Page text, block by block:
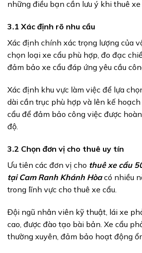
những điều bạn cần lưu ý khi thuê
3.1 Xác định rõ nhu cầu
Xác định chính xác trọng lượng của
chọn loại xe cẩu phù hợp, đo đạc
đảm bảo xe cẩu đáp ứng yêu cầu
Xác định khu vực làm việc để lựa
dài cần trục phù hợp và lên kế
cẩu để đảm bảo công việc được
độ.
3.2 Chọn đơn vị cho thuê uy tín
Ưu tiên các đơn vị cho thuê xe cẩu
tại Cam Ranh Khánh Hòacó nhiều
trong lĩnh vực cho thuê xe cẩu.
Đội ngũ nhân viên kỹ thuật, lái xe
cao, được đào tạo bài bản. Xe cẩu
thường xuyên, đảm bảo hoạt động